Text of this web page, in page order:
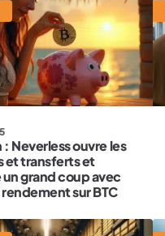
Neverless ouvre les
et transferts et
grand coup avec
sur BTC